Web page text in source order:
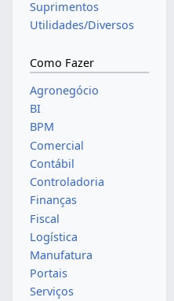
Suprimentos
Utilidades/Diversos
Como Fazer
Agronegócio
BI
BPM
Comercial
Contábil
Controladoria
Finanças
Fiscal
Logística
Manufatura
Portais
Serviços